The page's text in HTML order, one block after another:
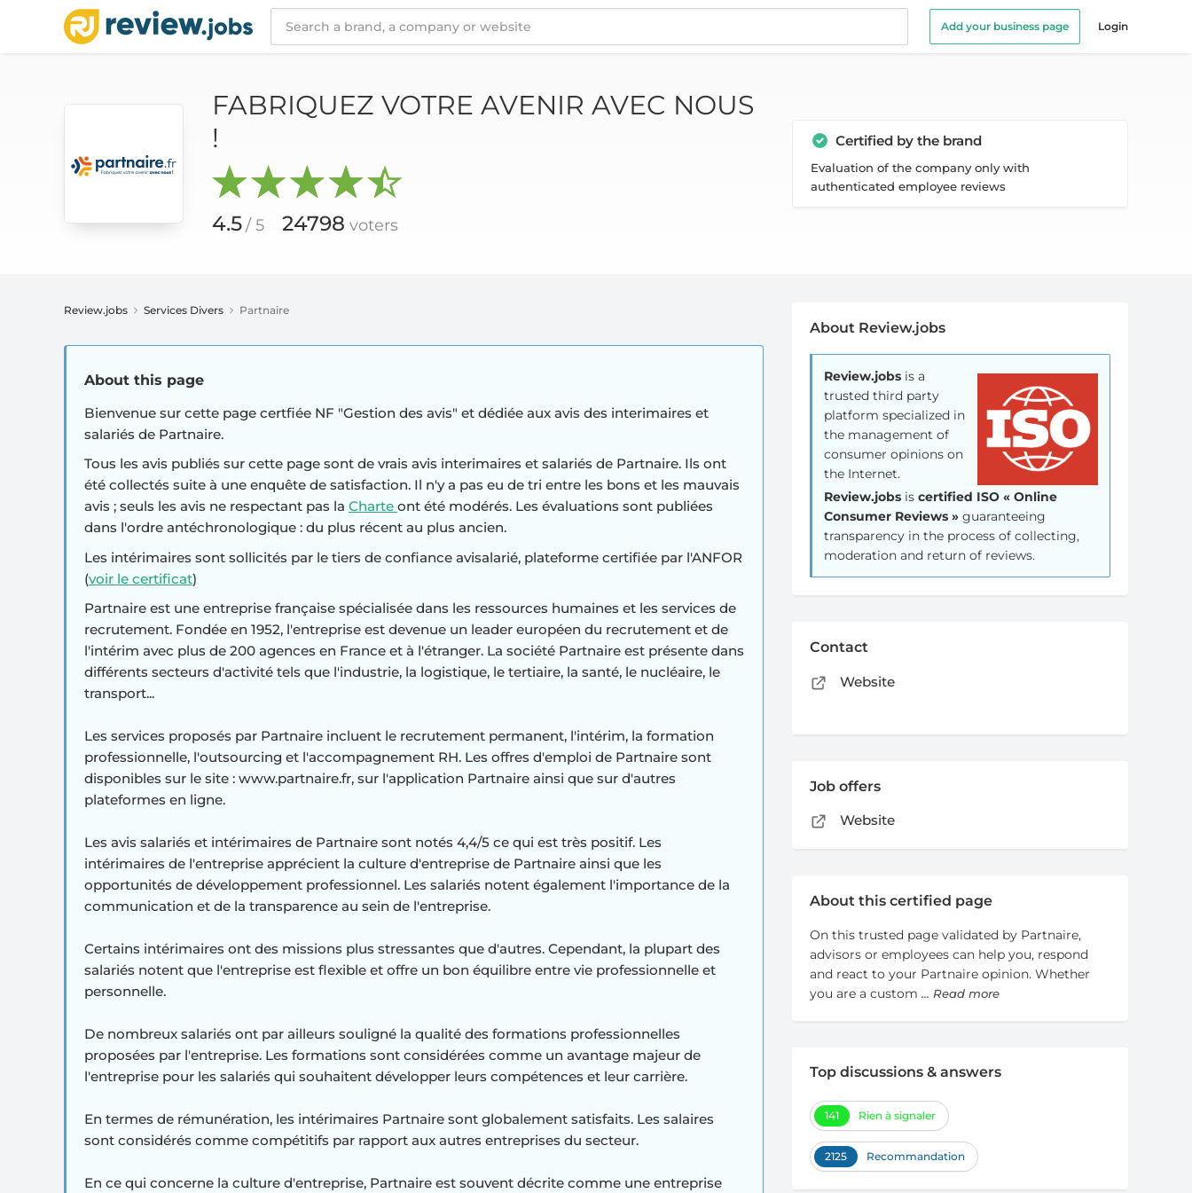
Add your business page Login
FABRIQUEZ VOTRE AVENIR AVEC NOUS !
4.5 / 5 24798
FABRIQUEZ VOTRE AVENIR AVEC NOUS
!
4.5/ 5 24798 voters
Certified by the brand
Evaluation of the company only with
authenticated employee reviews
Review.jobs Services Divers Partnaire
About this page
Bienvenue sur cette page certfiée NF "Gestion des avis" et dédiée aux avis des interimaires et
salariés de Partnaire.
Tous les avis publiés sur cette page sont de vrais avis interimaires et salariés de Partnaire. Ils ont
été collectés suite à une enquête de satisfaction. Il n'y a pas eu de tri entre les bons et les mauvais
avis ; seuls les avis ne respectant pas la Charte ont été modérés. Les évaluations sont publiées
dans l'ordre antéchronologique : du plus récent au plus ancien.
Les intérimaires sont sollicités par le tiers de confiance avisalarié, plateforme certifiée par l'ANFOR
(voir le certificat)
Partnaire est une entreprise française spécialisée dans les ressources humaines et les services de
recrutement. Fondée en 1952, l'entreprise est devenue un leader européen du recrutement et de
l'intérim avec plus de 200 agences en France et à l'étranger. La société Partnaire est présente dans
différents secteurs d'activité tels que l'industrie, la logistique, le tertiaire, la santé, le nucléaire, le
transport...
Les services proposés par Partnaire incluent le recrutement permanent, l'intérim, la formation
professionnelle, l'outsourcing et l'accompagnement RH. Les offres d'emploi de Partnaire sont
disponibles sur le site : www.partnaire.fr, sur l'application Partnaire ainsi que sur d'autres
plateformes en ligne.
Les avis salariés et intérimaires de Partnaire sont notés 4,4/5 ce qui est très positif. Les
intérimaires de l'entreprise apprécient la culture d'entreprise de Partnaire ainsi que les
opportunités de développement professionnel. Les salariés notent également l'importance de la
communication et de la transparence au sein de l'entreprise.
Certains intérimaires ont des missions plus stressantes que d'autres. Cependant, la plupart des
salariés notent que l'entreprise est flexible et offre un bon équilibre entre vie professionnelle et
personnelle.
De nombreux salariés ont par ailleurs souligné la qualité des formations professionnelles
proposées par l'entreprise. Les formations sont considérées comme un avantage majeur de
l'entreprise pour les salariés qui souhaitent développer leurs compétences et leur carrière.
En termes de rémunération, les intérimaires Partnaire sont globalement satisfaits. Les salaires
sont considérés comme compétitifs par rapport aux autres entreprises du secteur.
En ce qui concerne la culture d'entreprise, Partnaire est souvent décrite comme une entreprise
About Review.jobs
Review.jobs is a
trusted third party
platform specialized in
the management of
consumer opinions on
the Internet.
Review.jobs iscertified ISO « Online
Consumer Reviews » guaranteeing
transparency in the process of collecting,
moderation and return of reviews.
Contact
Website
Job offers
Website
About this certified page
On this trusted page validated by Partnaire,
advisors or employees can help you, respond
and react to your Partnaire opinion. Whether
you are a custom ... Read more
Top discussions & answers
141 Rien à signaler
2125 Recommandation